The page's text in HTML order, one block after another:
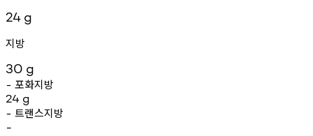
24 g
지방
30 g
- 포화지방
24 g
- 트랜스지방
-